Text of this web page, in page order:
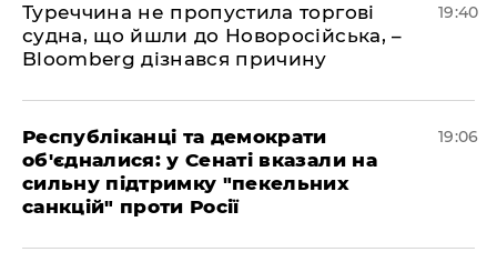
Туреччина не пропустила торгові
судна, що йшли до Новоросійська, –
Bloomberg дізнався причину
19:40
Республіканці та демократи
об'єдналися: у Сенаті вказали на
сильну підтримку "пекельних
санкцій" проти Росії
19:06